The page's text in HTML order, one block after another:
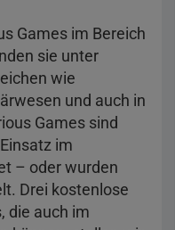
Games im Bereich
sie unter
wie
und auch in
Games sind
im
– oder wurden
Drei kostenlose
die auch im